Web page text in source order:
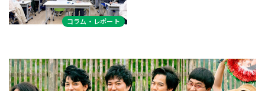
コラム・レポート